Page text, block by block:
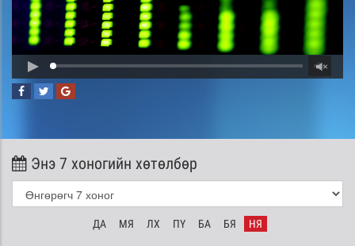
Энэ 7 хоногийн хөтөлбөр
ДА МЯ ЛХ ПҮ БА БЯ НЯ